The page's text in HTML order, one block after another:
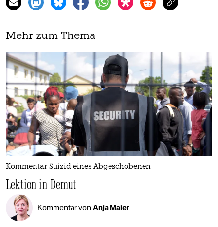
Mehr zum Thema
Kommentar Suizid eines Abgeschobenen
Lektion in Demut
Kommentar von Anja Maier